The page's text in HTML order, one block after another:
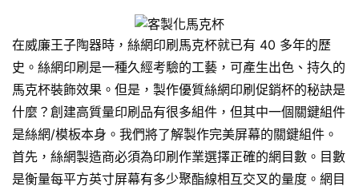
在威廉王子陶器時，絲網印刷馬克杯就已有 40 多年的歷
史。絲網印刷是一種久經考驗的工藝，可產生出色、持久的
馬克杯裝飾效果。但是，製作優質絲網印刷促銷杯的秘訣是
什麼？創建高質量印刷品有很多組件，但其中一個關鍵組件
是絲網/模板本身。我們將了解製作完美屏幕的關鍵組件。
首先，絲網製造商必須為印刷作業選擇正確的網目數。目數
是衡量每平方英寸屏幕有多少聚酯線相互交叉的量度。網目